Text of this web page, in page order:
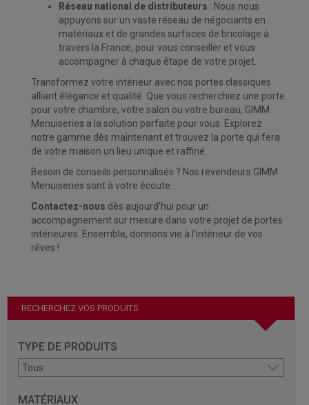
RECHERCHEZ VOS PRODUITS
TYPE DE PRODUITS
MATÉRIAUX
Réseau national de distributeurs : Nous nous
appuyons sur un vaste réseau de négociants en
matériaux et de grandes surfaces de bricolage à
travers la France, pour vous conseiller et vous
accompagner à chaque étape de votre projet.
Transformez votre intérieur avec nos portes classiques
alliant élégance et qualité. Que vous recherchiez une porte
pour votre chambre, votre salon ou votre bureau, GIMM
Menuiseries a la solution parfaite pour vous. Explorez
notre gamme dès maintenant et trouvez la porte qui fera
de votre maison un lieu unique et raffiné.
Besoin de conseils personnalisés ? Nos revendeurs GIMM
Menuiseries sont à votre écoute.
Contactez-nous dès aujourd’hui pour un
accompagnement sur mesure dans votre projet de portes
intérieures. Ensemble, donnons vie à l’intérieur de vos
rêves !